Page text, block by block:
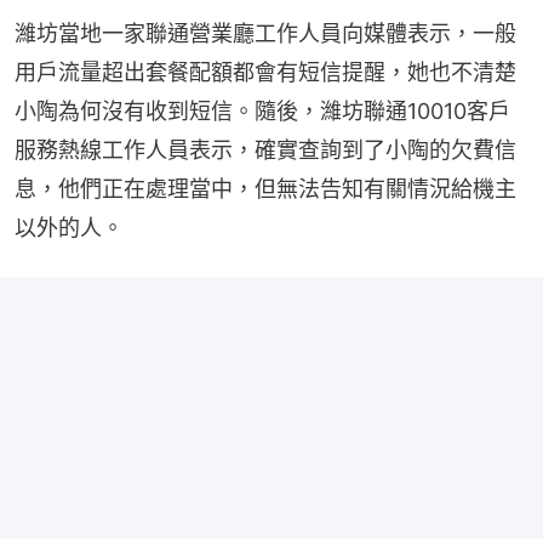
濰坊當地一家聯通營業廳工作人員向媒體表示，一般
用戶流量超出套餐配額都會有短信提醒，她也不清楚
小陶為何沒有收到短信。隨後，濰坊聯通10010客戶
服務熱線工作人員表示，確實查詢到了小陶的欠費信
息，他們正在處理當中，但無法告知有關情況給機主
以外的人。